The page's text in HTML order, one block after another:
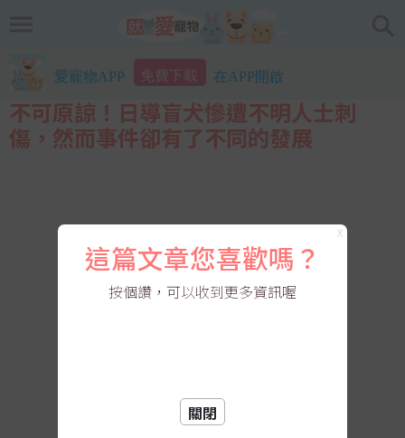
愛寵物APP 免費下載 在APP開啟
不可原諒！日導盲犬慘遭不明人士刺
傷，然而事件卻有了不同的發展
X
這篇文章您喜歡嗎？
按個讚，可以收到更多資訊喔
關閉